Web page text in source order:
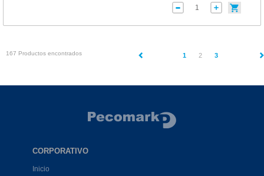
167 Productos encontrados 1 2(current)
3
CORPORATIVO
Inicio